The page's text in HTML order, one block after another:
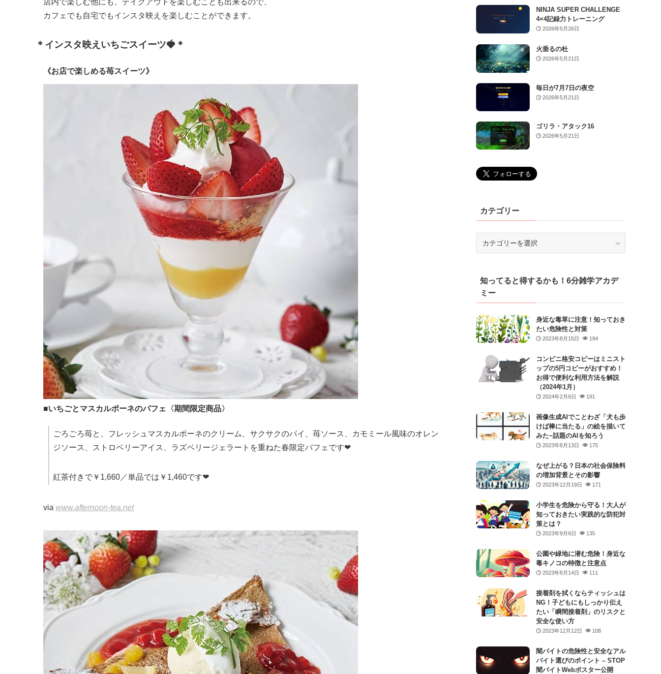
店内で楽しむ他にも、テイクアウトを楽しむことも出来るので、
カフェでも自宅でもインスタ映えを楽しむことができます。
＊インスタ映えいちごスイーツ🍓＊
《お店で楽しめる苺スイーツ》
■いちごとマスカルポーネのパフェ〈期間限定商品〉
ごろごろ苺と、フレッシュマスカルポーネのクリーム、サクサクのパイ、苺ソース、カモミール風味のオレン
ジソース、ストロベリーアイス、ラズベリージェラートを重ねた春限定パフェです❤
紅茶付きで￥1,660／単品では￥1,460です❤
via www.afternoon-tea.net
NINJA SUPER CHALLENGE
4×4記録力トレーニング
2026年5月26日
火垂るの杜
2026年5月21日
毎日が7月7日の夜空
2026年5月21日
ゴリラ・アタック16
2026年5月21日
カテゴリー
ー知ってると得するかも！6分雑学アカデ
ミー
身近な毒草に注意！知っておき
たい危険性と対策
2023年8月15日 194
コンビニ格安コピーはミニスト
ップの5円コピーがおすすめ！
お得で便利な利用方法を解説
（2024年1月）
2024年2月6日 191
画像生成AIでことわざ「犬も歩
けば棒に当たる」の絵を描いて
みた−話題のAIを知ろう
2023年8月13日 175
なぜ上がる？日本の社会保険料
の増加背景とその影響
2023年12月19日 171
小学生を危険から守る！大人が
知っておきたい実践的な防犯対
策とは？
2023年9月6日 135
公園や緑地に潜む危険！身近な
毒キノコの特徴と注意点
2023年8月14日 111
接着剤を拭くならティッシュは
NG！子どもにもしっかり伝え
たい「瞬間接着剤」のリスクと
安全な使い方
2023年12月12日 108
闇バイトの危険性と安全なアル
バイト選びのポイント – STOP
闇バイトWebポスター公開